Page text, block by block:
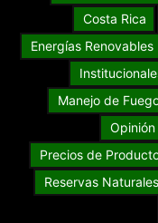
Costa Rica
Energías Renovables
Manejo de
Opinión
Precios de
Reservas